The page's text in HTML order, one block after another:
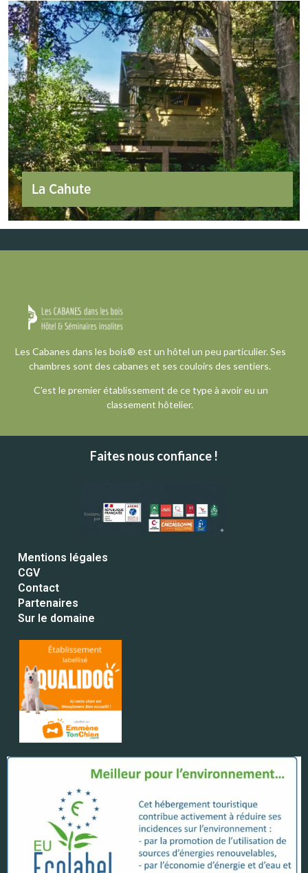
La Cahute
Les Cabanes dans les bois® est un hôtel un peu particulier. Ses
chambres sont des cabanes et ses couloirs des sentiers.
C’est le premier établissement de ce type à avoir eu un
classement hôtelier.
Faites nous confiance !
Mentions légales
CGV
Contact
Partenaires
Sur le domaine